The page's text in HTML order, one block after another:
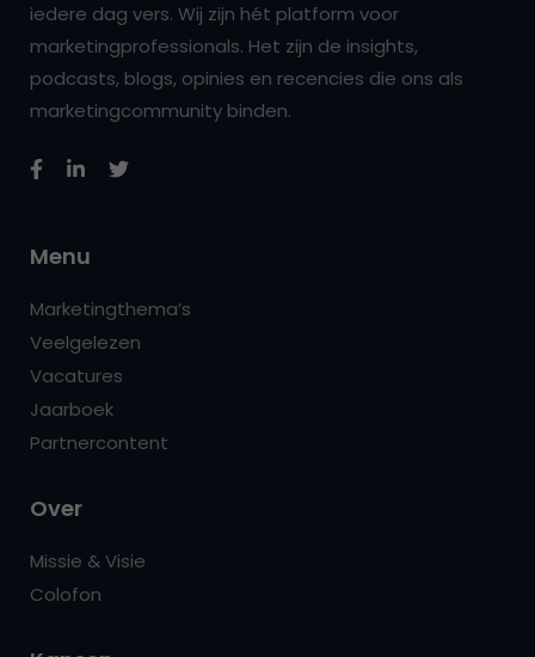
iedere dag vers. Wij zijn hét platform voor
marketingprofessionals. Het zijn de insights,
podcasts, blogs, opinies en recencies die ons als
marketingcommunity binden.
Menu
Marketingthema’s
Veelgelezen
Vacatures
Jaarboek
Partnercontent
Over
Missie & Visie
Colofon